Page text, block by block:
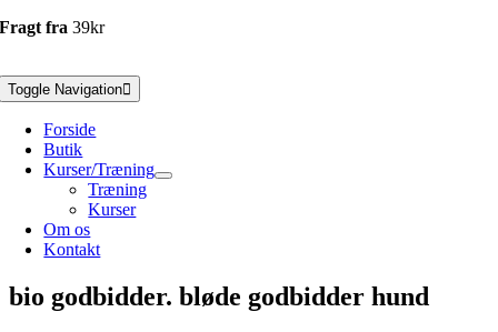
Fragt fra39kr
Toggle Navigation
Forside
Butik
Kurser/Træning
Træning
Kurser
Om os
Kontakt
bio godbidder. bløde godbidder hund